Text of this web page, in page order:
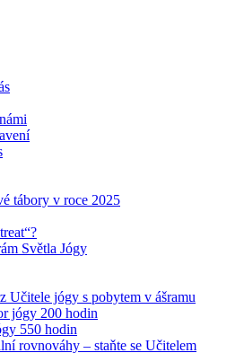
tábory v roce 2025
Světla Jógy
Učitele jógy s pobytem v ášramu
jógy 200 hodin
550 hodin
rovnováhy – staňte se Učitelem